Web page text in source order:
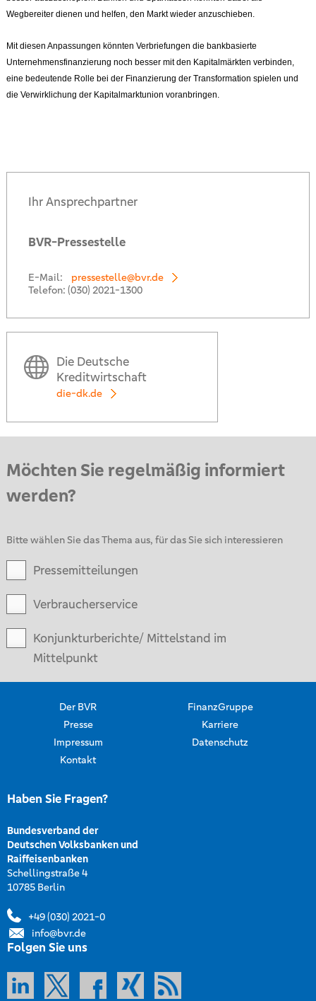
Wegbereiter dienen und helfen, den Markt wieder anzuschieben.
Mit diesen Anpassungen könnten Verbriefungen die bankbasierte
Unternehmensfinanzierung noch besser mit den Kapitalmärkten verbinden,
eine bedeutende Rolle bei der Finanzierung der Transformation spielen und
die Verwirklichung der Kapitalmarktunion voranbringen.
Ihr Ansprechpartner
BVR-Pressestelle
E-Mail:
pressestelle@bvr.de
Telefon: (030) 2021-1300
Die Deutsche
Kreditwirtschaft
die-dk.de
Möchten Sie regelmäßig informiert
werden?
Bitte wählen Sie das Thema aus, für das Sie sich interessieren
Pressemitteilungen
Verbraucherservice
Konjunkturberichte/ Mittelstand im
Mittelpunkt
Der BVR
FinanzGruppe
Presse
Karriere
Impressum
Datenschutz
Kontakt
Haben Sie Fragen?
Bundesverband der
Deutschen Volksbanken und
Raiffeisenbanken
Schellingstraße 4
10785 Berlin
+49 (030) 2021-0
info@bvr.de
Folgen Sie uns